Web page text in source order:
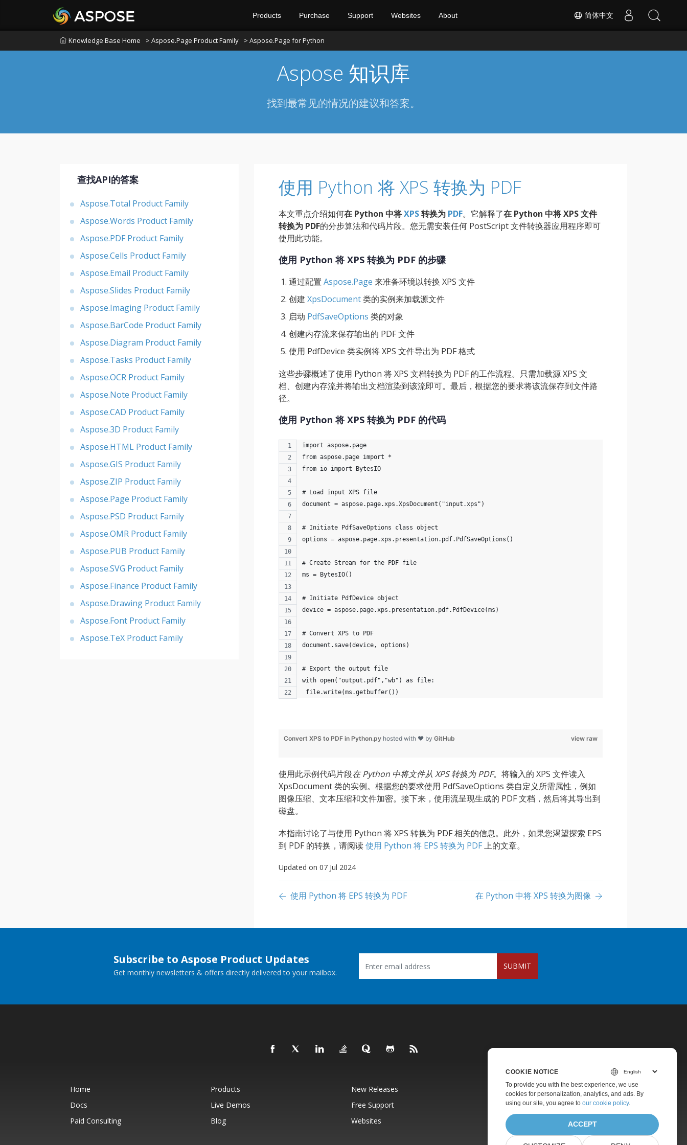
简体中文
Products Purchase Support Websites About
Knowledge Base Home > Aspose.Page Product Family > Aspose.Page for Python
Aspose 知识库
找到最常见的情况的建议和答案。
查找API的答案
Aspose.Total Product Family
Aspose.Words Product Family
Aspose.PDF Product Family
Aspose.Cells Product Family
Aspose.Email Product Family
Aspose.Slides Product Family
Aspose.Imaging Product Family
Aspose.BarCode Product Family
Aspose.Diagram Product Family
Aspose.Tasks Product Family
Aspose.OCR Product Family
Aspose.Note Product Family
Aspose.CAD Product Family
Aspose.3D Product Family
Aspose.HTML Product Family
Aspose.GIS Product Family
Aspose.ZIP Product Family
Aspose.Page Product Family
Aspose.PSD Product Family
Aspose.OMR Product Family
Aspose.PUB Product Family
Aspose.SVG Product Family
Aspose.Finance Product Family
Aspose.Drawing Product Family
Aspose.Font Product Family
Aspose.TeX Product Family
使用 Python 将 XPS 转换为 PDF
本文重点介绍如何在 Python 中将XPS转换为 PDF。它解释了在 Python 中将 XPS 文件
转换为 PDF的分步算法和代码片段。您无需安装任何 PostScript 文件转换器应用程序即可
使用此功能。
使用 Python 将 XPS 转换为 PDF 的步骤
通过配置 Aspose.Page 来准备环境以转换 XPS 文件
创建 XpsDocument类的实例来加载源文件
启动 PdfSaveOptions 类的对象
创建内存流来保存输出的 PDF 文件
使用 PdfDevice 类实例将 XPS 文件导出为 PDF 格式
这些步骤概述了使用 Python 将 XPS 文档转换为 PDF 的工作流程。只需加载源 XPS 文
档、创建内存流并将输出文档渲染到该流即可。最后，根据您的要求将该流保存到文件路
径。
使用 Python 将 XPS 转换为 PDF 的代码
import aspose.page
from aspose.page import *
from io import BytesIO
# Load input XPS file
document = aspose.page.xps.XpsDocument("input.xps")
# Initiate PdfSaveOptions class object
options = aspose.page.xps.presentation.pdf.PdfSaveOptions()
# Create Stream for the PDF file
ms = BytesIO()
# Initiate PdfDevice object
device = aspose.page.xps.presentation.pdf.PdfDevice(ms)
# Convert XPS to PDF
document.save(device, options)
# Export the output file
with open("output.pdf","wb") as file:
file.write(ms.getbuffer())
view raw
Convert XPS to PDF in Python.py hosted with ❤ by GitHub
使用此示例代码片段在 Python 中将文件从 XPS 转换为 PDF。将输入的 XPS 文件读入
XpsDocument 类的实例。根据您的要求使用 PdfSaveOptions 类自定义所需属性，例如
图像压缩、文本压缩和文件加密。接下来，使用流呈现生成的 PDF 文档，然后将其导出到
磁盘。
本指南讨论了与使用 Python 将 XPS 转换为 PDF 相关的信息。此外，如果您渴望探索 EPS
到 PDF 的转换，请阅读使用 Python 将 EPS 转换为 PDF上的文章。
Updated on 07 Jul 2024
使用 Python 将 EPS 转换为 PDF 在 Python 中将 XPS 转换为图像
Subscribe to Aspose Product Updates
Get monthly newsletters & offers directly delivered to your mailbox.
SUBMIT
Home Products New Releases
Pricing
Docs
Live Demos Free Support
Paid Support
Paid Consulting
Blog Websites About
COOKIE NOTICE
To provide you with the best experience, we use
cookies for personalization, analytics, and ads. By
using our site, you agree to our cookie policy.
ACCEPT